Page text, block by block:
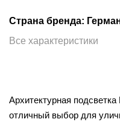
Страна бренда:
Все характеристики
Архитектурная
отличный выбор для